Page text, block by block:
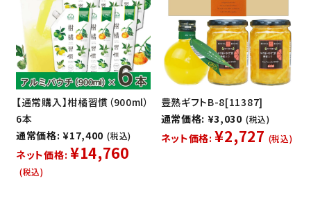
【通常購入】柑橘習慣（900ml）
6本
通常価格: ¥17,400 (税込)
ネット価格: ¥14,760
(税込)
豊熟ギフトB-8[11387]
通常価格: ¥3,030 (税込)
ネット価格: ¥2,727 (税込)